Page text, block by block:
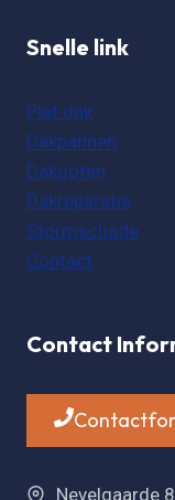
Snelle link
Plat dak
Dakpannen
Dakgoten
Dakreparatie
Stormschade
Contact
Contact
Nevelgaarde